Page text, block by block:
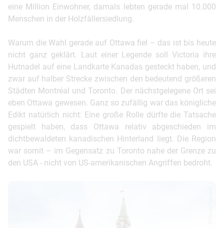
eine Million Einwohner, damals lebten gerade mal 10.000
Menschen in der Holzfällersiedlung.
Warum die Wahl gerade auf Ottawa fiel – das ist bis heute
nicht ganz geklärt. Laut einer Legende soll Victoria ihre
Hutnadel auf eine Landkarte Kanadas gesteckt haben, und
zwar auf halber Strecke zwischen den bedeutend größeren
Städten Montréal und Toronto. Der nächstgelegene Ort sei
eben Ottawa gewesen. Ganz so zufällig war das königliche
Edikt natürlich nicht: Eine große Rolle dürfte die Tatsache
gespielt haben, dass Ottawa relativ abgeschieden im
dichtbewaldeten kanadischen Hinterland liegt. Die Region
war somit – im Gegensatz zu Toronto nahe der Grenze zu
den USA - nicht von US-amerikanischen Angriffen bedroht.